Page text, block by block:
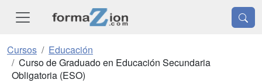
Cursos
Educación
Curso de Graduado en Educación Secundaria
Obligatoria (ESO)